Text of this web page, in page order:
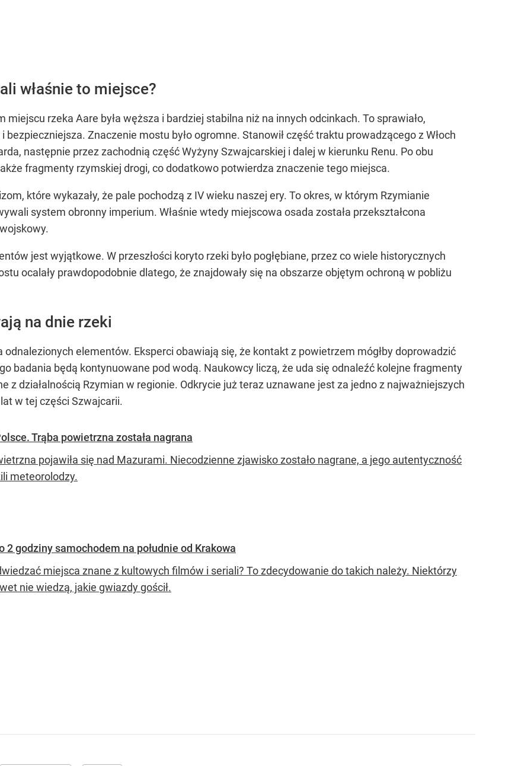
właśnie to miejsce?
miejscu rzeka Aare była węższa i bardziej stabilna niż na innych odcinkach. To sprawiało,
bezpieczniejsza. Znaczenie mostu było ogromne. Stanowił część traktu prowadzącego z Włoch
następnie przez zachodnią część Wyżyny Szwajcarskiej i dalej w kierunku Renu. Po obu
fragmenty rzymskiej drogi, co dodatkowo potwierdza znaczenie tego miejsca.
które wykazały, że pale pochodzą z IV wieku naszej ery. To okres, w którym Rzymianie
system obronny imperium. Właśnie wtedy miejscowa osada została przekształcona
jest wyjątkowe. W przeszłości koryto rzeki było pogłębiane, przez co wiele historycznych
ocalały prawdopodobnie dlatego, że znajdowały się na obszarze objętym ochroną w pobliżu
na dnie rzeki
elementów. Eksperci obawiają się, że kontakt z powietrzem mógłby doprowadzić
badania będą kontynuowane pod wodą. Naukowcy liczą, że uda się odnaleźć kolejne fragmenty
z działalnością Rzymian w regionie. Odkrycie już teraz uznawane jest za jedno z najważniejszych
w tej części Szwajcarii.
Trąba powietrzna została nagrana
pojawiła się nad Mazurami. Niecodzienne zjawisko zostało nagrane, a jego autentyczność
meteorolodzy.
2 godziny samochodem na południe od Krakowa
miejsca znane z kultowych filmów i seriali? To zdecydowanie do takich należy. Niektórzy
nie wiedzą, jakie gwiazdy gościł.